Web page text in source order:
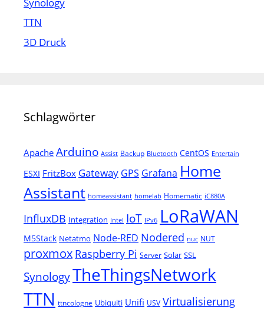
TTN
3D Druck
Schlagwörter
Apache Arduino Assist Backup Bluetooth CentOS Entertain
ESXI FritzBox Gateway GPS Grafana Home
Assistant homeassistant homelab Homematic iC880A
InfluxDB Integration Intel IoT IPv6 LoRaWAN
M5Stack Netatmo Node-RED Nodered nuc NUT
proxmox Raspberry Pi Server Solar SSL
SynologyTheThingsNetwork
TTN ttncologne Ubiquiti Unifi USV Virtualisierung